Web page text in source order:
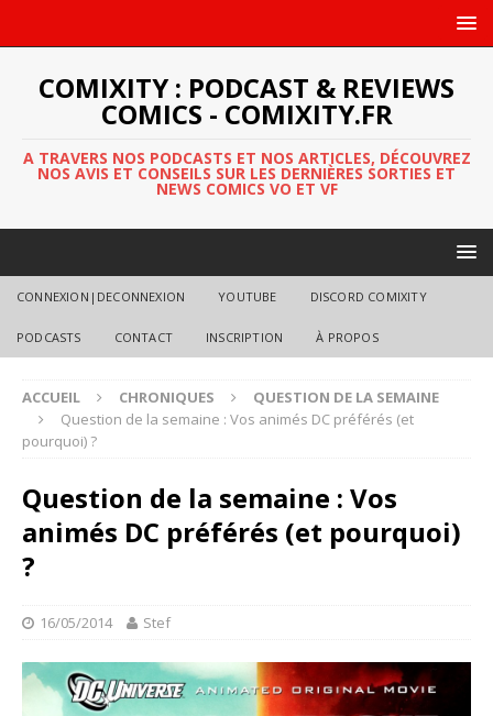
COMIXITY : PODCAST & REVIEWS
COMICS - COMIXITY.FR
A TRAVERS NOS PODCASTS ET NOS ARTICLES, DÉCOUVREZ
NOS AVIS ET CONSEILS SUR LES DERNIÈRES SORTIES ET
NEWS COMICS VO ET VF
CONNEXION|DECONNEXION YOUTUBE DISCORD COMIXITY
PODCASTS CONTACT INSCRIPTION À PROPOS
ACCUEIL CHRONIQUES
QUESTION DE LA SEMAINE
Question de la semaine : Vos animés DC préférés (et
pourquoi) ?
Question de la semaine : Vos
animés DC préférés (et pourquoi)
?
16/05/2014 Stef